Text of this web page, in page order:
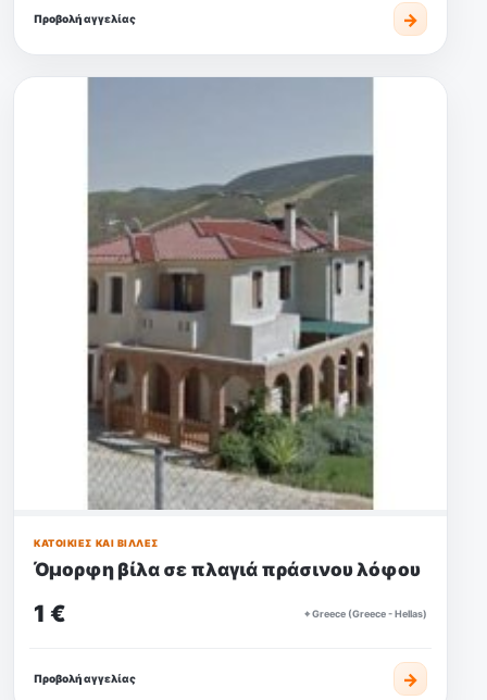
Προβολή αγγελίας →
ΚΑΤΟΙΚΊΕΣ ΚΑΙ ΒΊΛΛΕΣ
Όμορφη βίλα σε πλαγιά πράσινου λόφου
1 € ⌖ Greece (Greece - Hellas)
Προβολή αγγελίας →